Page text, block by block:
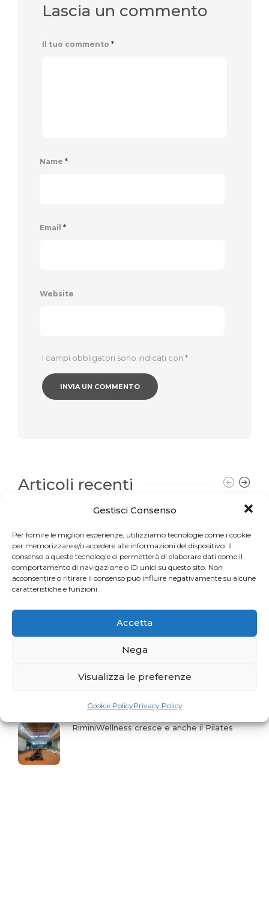
Gestisci Consenso
Per fornire le migliori esperienze, utilizziamo tecnologie come i cookie
per memorizzare e/o accedere alle informazioni del dispositivo. Il
consenso a queste tecnologie ci permetterà di elaborare dati come il
comportamento di navigazione o ID unici su questo sito. Non
acconsentire o ritirare il consenso può influire negativamente su alcune
caratteristiche e funzioni.
Accetta
Nega
Visualizza le preferenze
Cookie PolicyPrivacy Policy
Lascia un commento
Il tuo commento *
Name *
Email *
Website
I campi obbligatori sono indicati con *
Articoli recenti
Una sfida per gli appassionati del Pilates
La storia del mese. Liberarsi dal dolore
Profumo di Hundred
Gaia Faggiani Teacher of the Month
RiminiWellness cresce e anche il Pilates